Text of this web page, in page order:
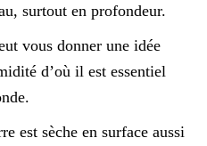
surtout en profondeur.
vous donner une idée
d’où il est essentiel
est sèche en surface aussi